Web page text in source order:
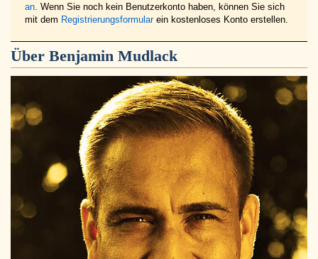
an . Wenn Sie noch kein Benutzerkonto haben, können Sie sich
mit dem Registrierungsformularein kostenloses Konto erstellen.
Über Benjamin Mudlack